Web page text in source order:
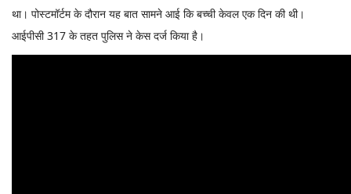
था। पोस्टमॉर्टम के दौरान यह बात सामने आई कि बच्ची केवल एक दिन की थी।
आईपीसी 317 के तहत पुलिस ने केस दर्ज किया है।